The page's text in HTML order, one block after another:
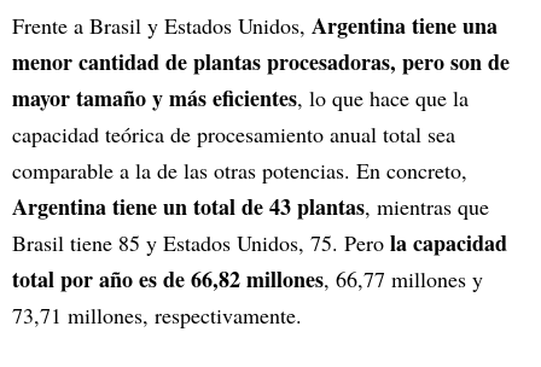
Frente a Brasil y Estados Unidos, Argentina tiene una
menor cantidad de plantas procesadoras, pero son de
mayor tamaño y más eficientes, lo que hace que la
capacidad teórica de procesamiento anual total sea
comparable a la de las otras potencias. En concreto,
Argentina tiene un total de 43 plantas, mientras que
Brasil tiene 85 y Estados Unidos, 75. Pero la capacidad
total por año es de 66,82 millones, 66,77 millones y
73,71 millones, respectivamente.